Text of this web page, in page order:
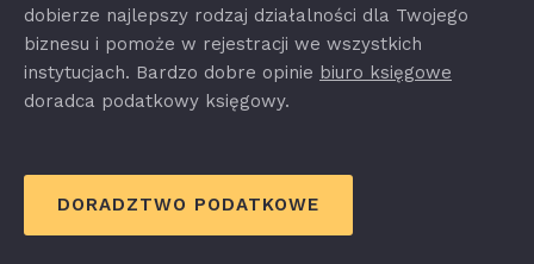
dobierze najlepszy rodzaj działalności dla Twojego
biznesu i pomoże w rejestracji we wszystkich
instytucjach. Bardzo dobre opinie biuro księgowe
doradca podatkowy księgowy.
DORADZTWO PODATKOWE